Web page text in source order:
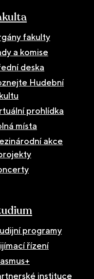
fakulty
a komise
deska
Hudební
prohlídka
místa
akce
programy
řízení
instituce